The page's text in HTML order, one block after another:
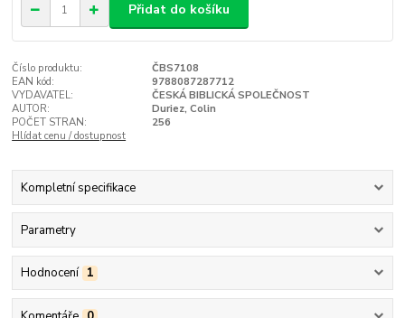
Přidat do košíku
Číslo produktu:
ČBS7108
EAN kód:
9788087287712
VYDAVATEL:
ČESKÁ BIBLICKÁ SPOLEČNOST
AUTOR:
Duriez, Colin
POČET STRAN:
256
Hlídat cenu / dostupnost
Kompletní specifikace
Parametry
Hodnocení 1